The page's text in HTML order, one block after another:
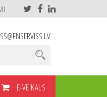
E-VEIKALS